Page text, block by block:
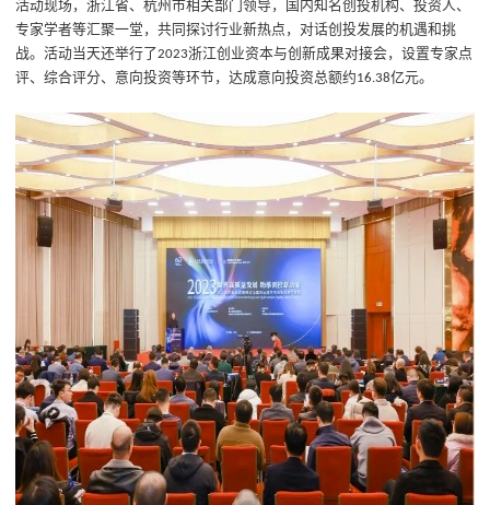
活动现场，浙江省、杭州市相关部门领导，国内知名创投机构、投资人、
专家学者等汇聚一堂，共同探讨行业新热点，对话创投发展的机遇和挑
战。活动当天还举行了2023浙江创业资本与创新成果对接会，设置专家点
评、综合评分、意向投资等环节，达成意向投资总额约16.38亿元。